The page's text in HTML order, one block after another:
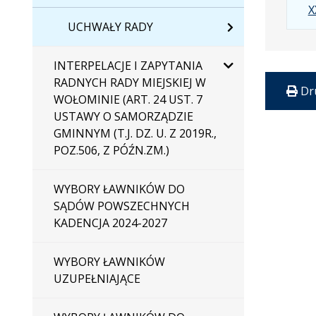
UCHWAŁY RADY
INTERPELACJE I ZAPYTANIA
RADNYCH RADY MIEJSKIEJ W
WOŁOMINIE (ART. 24 UST. 7
USTAWY O SAMORZĄDZIE
GMINNYM (T.J. DZ. U. Z 2019R.,
POZ.506, Z PÓŹN.ZM.)
WYBORY ŁAWNIKÓW DO
SĄDÓW POWSZECHNYCH
KADENCJA 2024-2027
WYBORY ŁAWNIKÓW
UZUPEŁNIAJĄCE